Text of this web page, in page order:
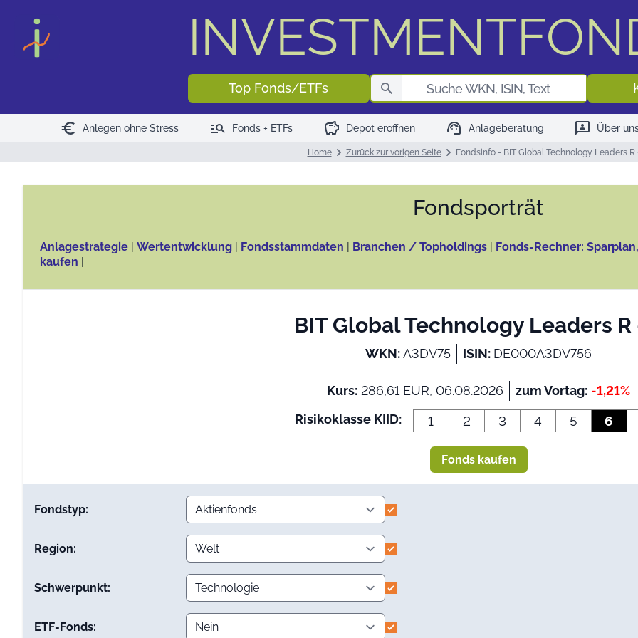
Top Fonds/ETFs
euro Anlegen ohne Stress manage_search Fonds + ETFs savings Depot eröffnen support_agent Anlageberatung 3p Über
Home Zurück zur vorigen Seite Fondsinfo - BIT Global Technology Leaders R
Fonds­porträt
Anlagestrategie | Wertentwicklung | Fondsstammdaten | Branchen / Topholdings | Fonds-Rechner:
kaufen |
BIT Global Technology Leaders R
WKN:A3DV75 ISIN: DE000A3DV756
Kurs: 286,61 EUR, 06.08.2026 zum Vortag: -1,21%
Risikoklasse KIID:
1 2 3 4 5 6
Fonds kaufen
Fondstyp:
Region:
Schwerpunkt:
ETF-Fonds: